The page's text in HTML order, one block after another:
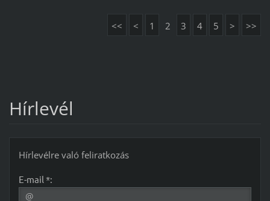
<< < 1 2 3 4 5 > >>
Hírlevél
Hírlevélre való feliratkozás
E-mail *: